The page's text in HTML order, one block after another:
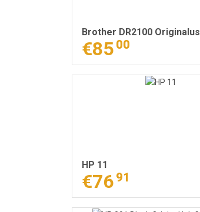
Brother DR2100 Originalus
€85 00
HP 11
€76 91